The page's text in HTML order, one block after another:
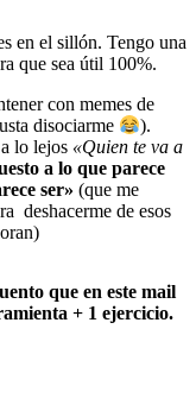
en el sillón. Tengo una
que sea útil 100%.
con memes de
disociarme
).
lo lejos «Quien te va a
a lo que parece
ser» (que me
deshacerme de esos
que en este mail
+ 1 ejercicio.